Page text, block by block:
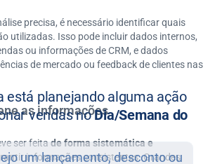
precisa, é necessário identificar quais
utilizadas. Isso pode incluir dados internos,
ou informações de CRM, e dados
de mercado ou feedback de clientes nas
as informações
ser feita de forma sistemática e
informações consistentes. Grandes